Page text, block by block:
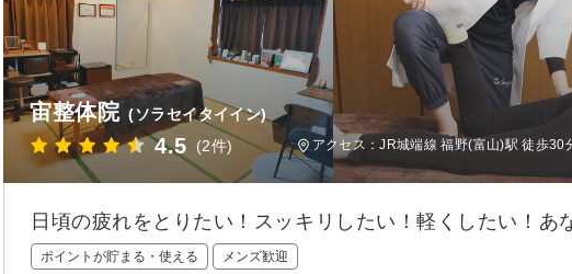
宙整体院 (ソラセイタイイン)
4.5 (2件) アクセス：JR城端線 福野(富山)駅 徒歩30
日頃の疲れをとりたい！スッキリしたい！軽くしたい！あ
ポイントが貯まる・使える メンズ歓迎